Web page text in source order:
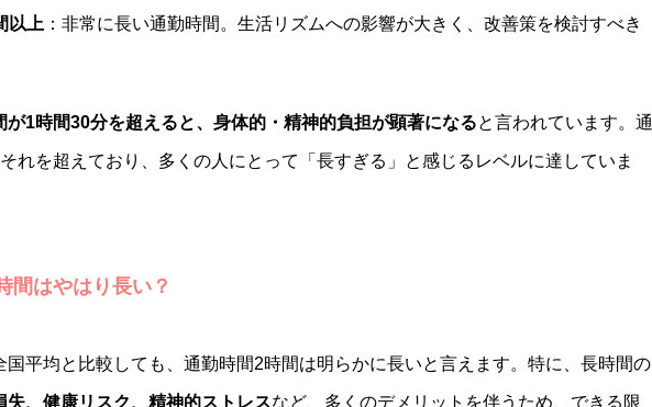
以上 ：非常に長い通勤時間。生活リズムへの影響が大きく、改善策を検討すべき
が1時間30分を超えると、身体的・精神的負担が顕著になると言われています。通
れを超えており、多くの人にとって「長すぎる」と感じるレベルに達していま
間はやはり長い？
国平均と比較しても、通勤時間2時間は明らかに長いと言えます。特に、長時間の
失、健康リスク、精神的ストレスなど、多くのデメリットを伴うため、できる限